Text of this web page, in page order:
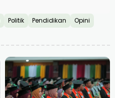
Politik Pendidikan
Opini